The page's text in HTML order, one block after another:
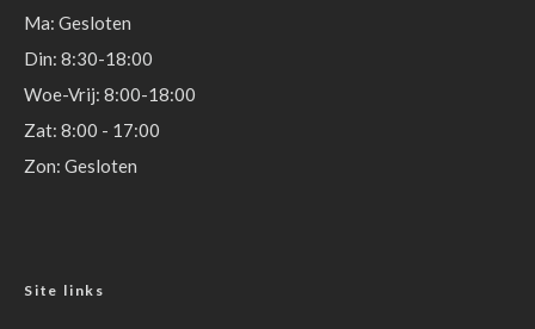
Ma: Gesloten
Din: 8:30-18:00
Woe-Vrij: 8:00-18:00
Zat: 8:00 - 17:00
Zon: Gesloten
Site links